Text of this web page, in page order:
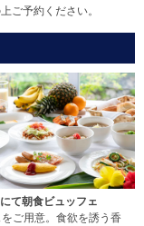
ご予約ください。
て朝食ビュッフェ
ご用意。食欲を誘う香